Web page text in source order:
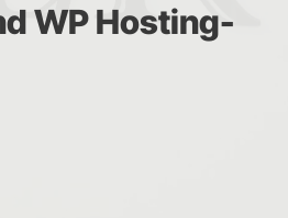
WP Hosting-